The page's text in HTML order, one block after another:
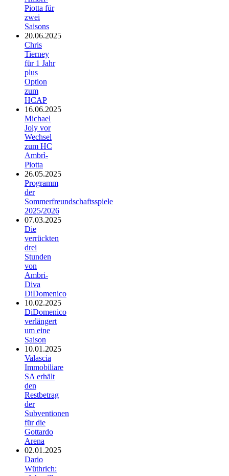
Piotta für
zwei
Saisons
20.06.2025
Chris
Tierney
für 1 Jahr
plus
Option
zum
HCAP
16.06.2025
Michael
Joly vor
Wechsel
zum HC
Ambrì-
Piotta
26.05.2025
Programm
der
Sommerfreundschaftsspiele
2025/2026
07.03.2025
Die
verrückten
drei
Stunden
von
Ambri-
Diva
DiDomenico
10.02.2025
DiDomenico
verlängert
um eine
Saison
10.01.2025
Valascia
Immobiliare
SA erhält
den
Restbetrag
der
Subventionen
für die
Gottardo
Arena
02.01.2025
Dario
Wüthrich: